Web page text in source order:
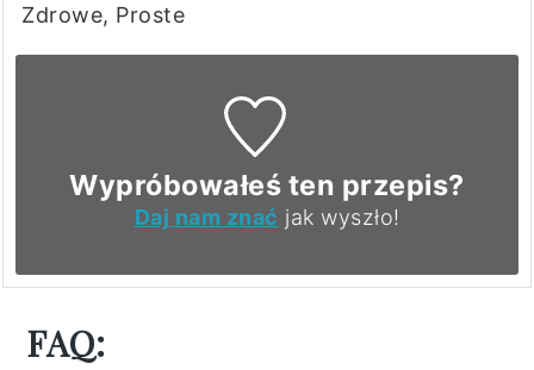
Zdrowe, Proste
Wypróbowałeś ten przepis?
Daj nam znać jak wyszło!
FAQ: